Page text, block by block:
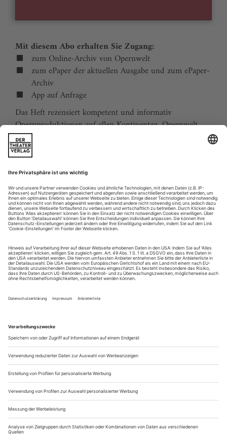
Mit diesem Abo erhalten Sie Zugang:
zum Online-Archiv von Opernwelt
zum ePaper der aktuellen Ausgabe und zum ePaper-
Archiv
App auf Anfrage
Das Heft rezensiert kompetent und informativ
Opernproduktionen auf allen Kontinenten. Opernwelt
zeigt die Welt hinter der Bühne, befragt die Macher und
verfolgt die Kulturpolitik. Große Themenblöcke
behandeln die Geschichte der Oper, bedeutende
Komponisten und die interessantesten Aspekte des
internationalen Musiklebens. Die Premierenvorschau
animiert zu Opernreisen in alle Welt.
Sie erhalten Zugang zum Online-Archiv von Opernwelt
und können sowohl das aktuelle ePaper als auch das
ePaper-Archiv über Ihren Account auf www.der-
theaterverlag.de einsehen. Zugang zur App auf Anfrage.
Das Abonnement hat eine Laufzeit von einem Monat und
verlängert sich jeweils um einen weiteren Monat, sofern
es nicht vom Kunden auf der Seite „Mein Konto/Meine
Bestellungen“ auf www.der-theaterverlag.de gekündigt
in Kraft.
Aus steuerlichen Gründen abweichende Preise für Käufe
außerhalb Deutschlands (Endpreis vor Auslösen der Bestellung
ersichtlich)
9,99 €